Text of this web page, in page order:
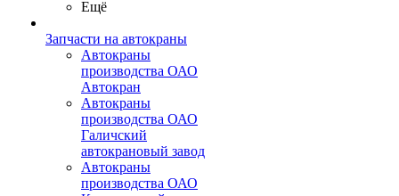
Ещё
Запчасти на автокраны
Автокраны
производства ОАО
Автокран
Автокраны
производства ОАО
Галичский
автокрановый завод
Автокраны
производства ОАО